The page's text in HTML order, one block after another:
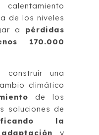
de los niveles
a pérdidas
170.000
una
climático
de los
soluciones de
la
y